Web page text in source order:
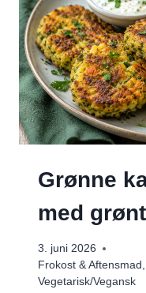
Grønne
med
3. juni 2026
Frokost & Aftensmad ,
Vegetarisk/Vegansk